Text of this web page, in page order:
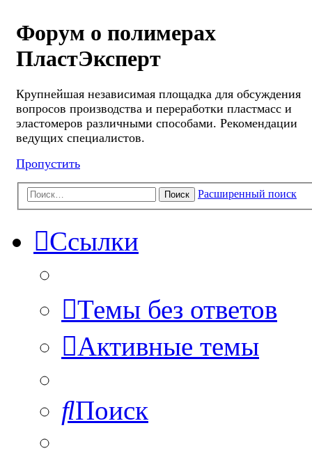
Форум о полимерах
ПластЭксперт
Крупнейшая независимая площадка для обсуждения
вопросов производства и переработки пластмасс и
эластомеров различными способами. Рекомендации
ведущих специалистов.
Пропустить
Поиск Расширенный поиск
Ссылки
Темы без ответов
Активные темы
Поиск